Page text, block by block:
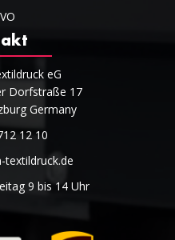
eG
Dorfstraße 17
Germany
12 10
textildruck.de
9 bis 14 Uhr